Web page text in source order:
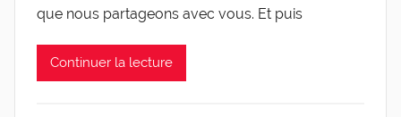
l
v
i
que nous partageons avec vous. Et puis
Continuer la lecture